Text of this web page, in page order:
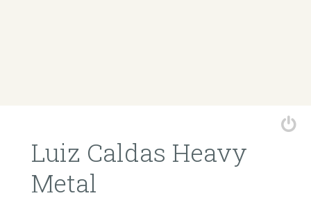
Luiz Caldas Heavy
Metal